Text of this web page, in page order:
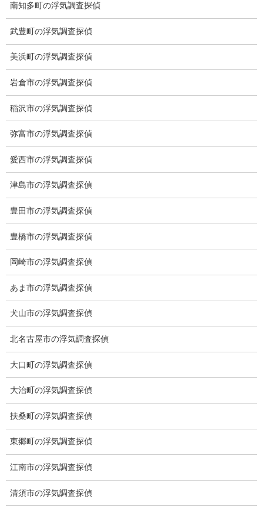
※弊社から24時間以内に返信が無い場合、再度LINE又はお電話を
お願いいたします。
カテゴリー
ブログ (498)
お知らせ (1)
トップ
ご挨拶
アフターフォロー
ミライリサーチのお約束
当社のこだわり
契約後の安心と信頼
顧問弁護士のご案内
南知多町の浮気調査探偵
武豊町の浮気調査探偵
美浜町の浮気調査探偵
岩倉市の浮気調査探偵
稲沢市の浮気調査探偵
弥富市の浮気調査探偵
愛西市の浮気調査探偵
津島市の浮気調査探偵
豊田市の浮気調査探偵
豊橋市の浮気調査探偵
岡崎市の浮気調査探偵
あま市の浮気調査探偵
犬山市の浮気調査探偵
北名古屋市の浮気調査探偵
大口町の浮気調査探偵
大治町の浮気調査探偵
扶桑町の浮気調査探偵
東郷町の浮気調査探偵
江南市の浮気調査探偵
清須市の浮気調査探偵